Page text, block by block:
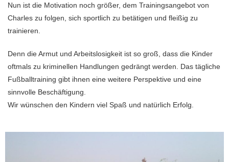
Nun ist die Motivation noch größer, dem Trainingsangebot von
Charles zu folgen, sich sportlich zu betätigen und fleißig zu
trainieren.
Denn die Armut und Arbeitslosigkeit ist so groß, dass die Kinder
oftmals zu kriminellen Handlungen gedrängt werden. Das tägliche
Fußballtraining gibt ihnen eine weitere Perspektive und eine
sinnvolle Beschäftigung.
Wir wünschen den Kindern viel Spaß und natürlich Erfolg.